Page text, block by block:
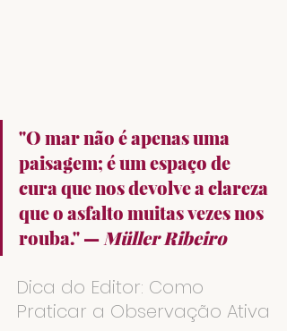
"O mar não é apenas uma
paisagem; é um espaço de
cura que nos devolve a clareza
que o asfalto muitas vezes nos
rouba." — Müller Ribeiro
Dica do Editor: Como
Praticar a Observação Ativa